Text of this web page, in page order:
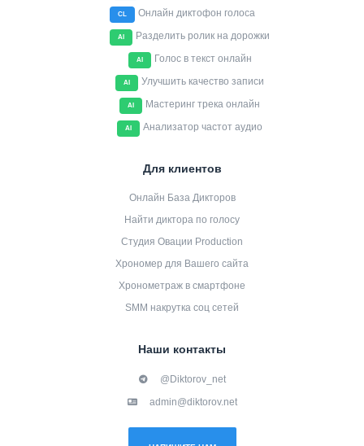
CL Онлайн диктофон голоса
AI Разделить ролик на дорожки
AI Голос в текст онлайн
AI Улучшить качество записи
AI Мастеринг трека онлайн
AI Анализатор частот аудио
Для клиентов
Онлайн База Дикторов
Найти диктора по голосу
Студия Овации Production
Хрономер для Вашего сайта
Хронометраж в смартфоне
SMM накрутка соц сетей
Наши контакты
@Diktorov_net
admin@diktorov.net